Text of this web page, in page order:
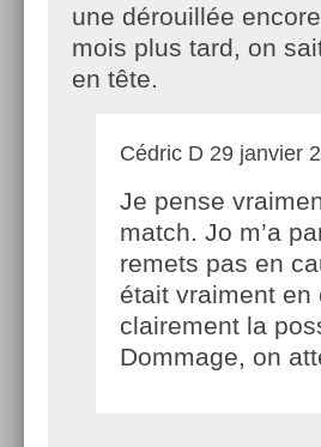
une dérouillée
mois plus tard, on
en tête.
Cédric D 29 janvier
Je pense
match. Jo m’a
remets pas en
était vraiment
clairement la
Dommage, on